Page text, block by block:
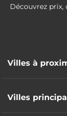
Découvrez
Villes à
Monte escalier
Villes